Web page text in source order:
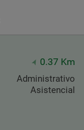
0.37 Km
Administrativo
Asistencial